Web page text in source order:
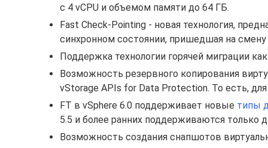
с 4 vCPU и объемом памяти до 64 ГБ.
Fast Check-Pointing - новая технология,
синхронном состоянии, пришедшая на смену
Поддержка технологии горячей миграции
Возможность резервного копирования
vStorage APIs for Data Protection. То есть,
FT в vSphere 6.0 поддерживает новые типы
5.5 и более ранних поддерживаются только
Возможность создания снапшотов